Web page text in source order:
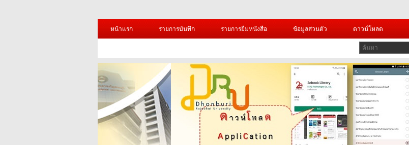
หน้าแรก
รายการบันทึก รายการยืมหนังสือ ข้อมูลส่วนตัว ดาวน์โหลด